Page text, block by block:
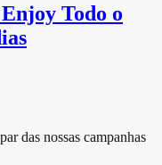
Todo o
das nossas campanhas